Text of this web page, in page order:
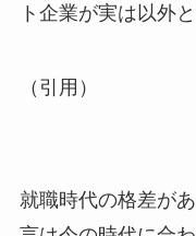
ト企業が実は以外
（引用）
就職時代の格差が